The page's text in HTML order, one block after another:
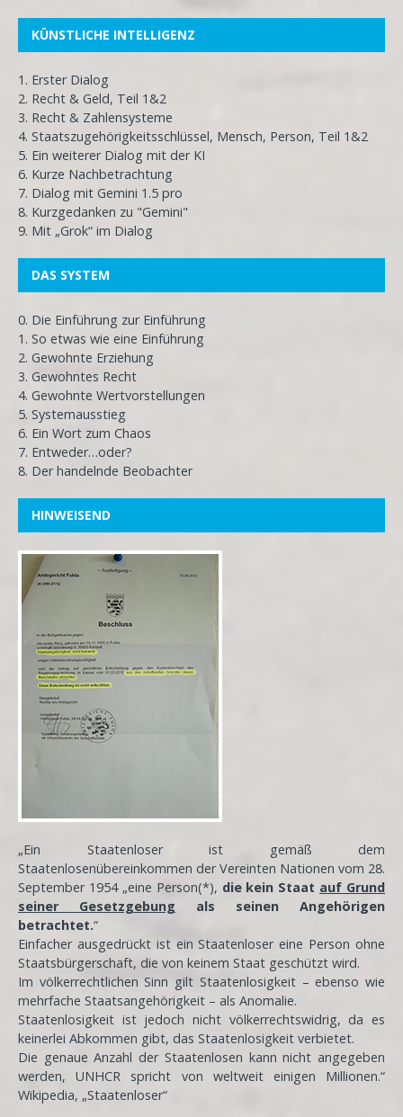
KÜNSTLICHE INTELLIGENZ
1. Erster Dialog
2. Recht & Geld, Teil 1&2
3. Recht & Zahlensysteme
4. Staatszugehörigkeitsschlüssel, Mensch, Person, Teil 1&2
5. Ein weiterer Dialog mit der KI
6. Kurze Nachbetrachtung
7. Dialog mit Gemini 1.5 pro
8. Kurzgedanken zu "Gemini"
9. Mit „Grok“ im Dialog
DAS SYSTEM
0. Die Einführung zur Einführung
1. So etwas wie eine Einführung
2. Gewohnte Erziehung
3. Gewohntes Recht
4. Gewohnte Wertvorstellungen
5. Systemausstieg
6. Ein Wort zum Chaos
7. Entweder…oder?
8. Der handelnde Beobachter
HINWEISEND
„Ein Staatenloser ist gemäß dem
Staatenlosenübereinkommen der Vereinten Nationen vom 28.
September 1954 „eine Person(*), die kein Staat auf Grund
seiner Gesetzgebung als seinen Angehörigen
betrachtet.“
Einfacher ausgedrückt ist ein Staatenloser eine Person ohne
Staatsbürgerschaft, die von keinem Staat geschützt wird.
Im völkerrechtlichen Sinn gilt Staatenlosigkeit – ebenso wie
mehrfache Staatsangehörigkeit – als Anomalie.
Staatenlosigkeit ist jedoch nicht völkerrechtswidrig, da es
keinerlei Abkommen gibt, das Staatenlosigkeit verbietet.
Die genaue Anzahl der Staatenlosen kann nicht angegeben
werden, UNHCR spricht von weltweit einigen Millionen.“
Wikipedia, „Staatenloser“